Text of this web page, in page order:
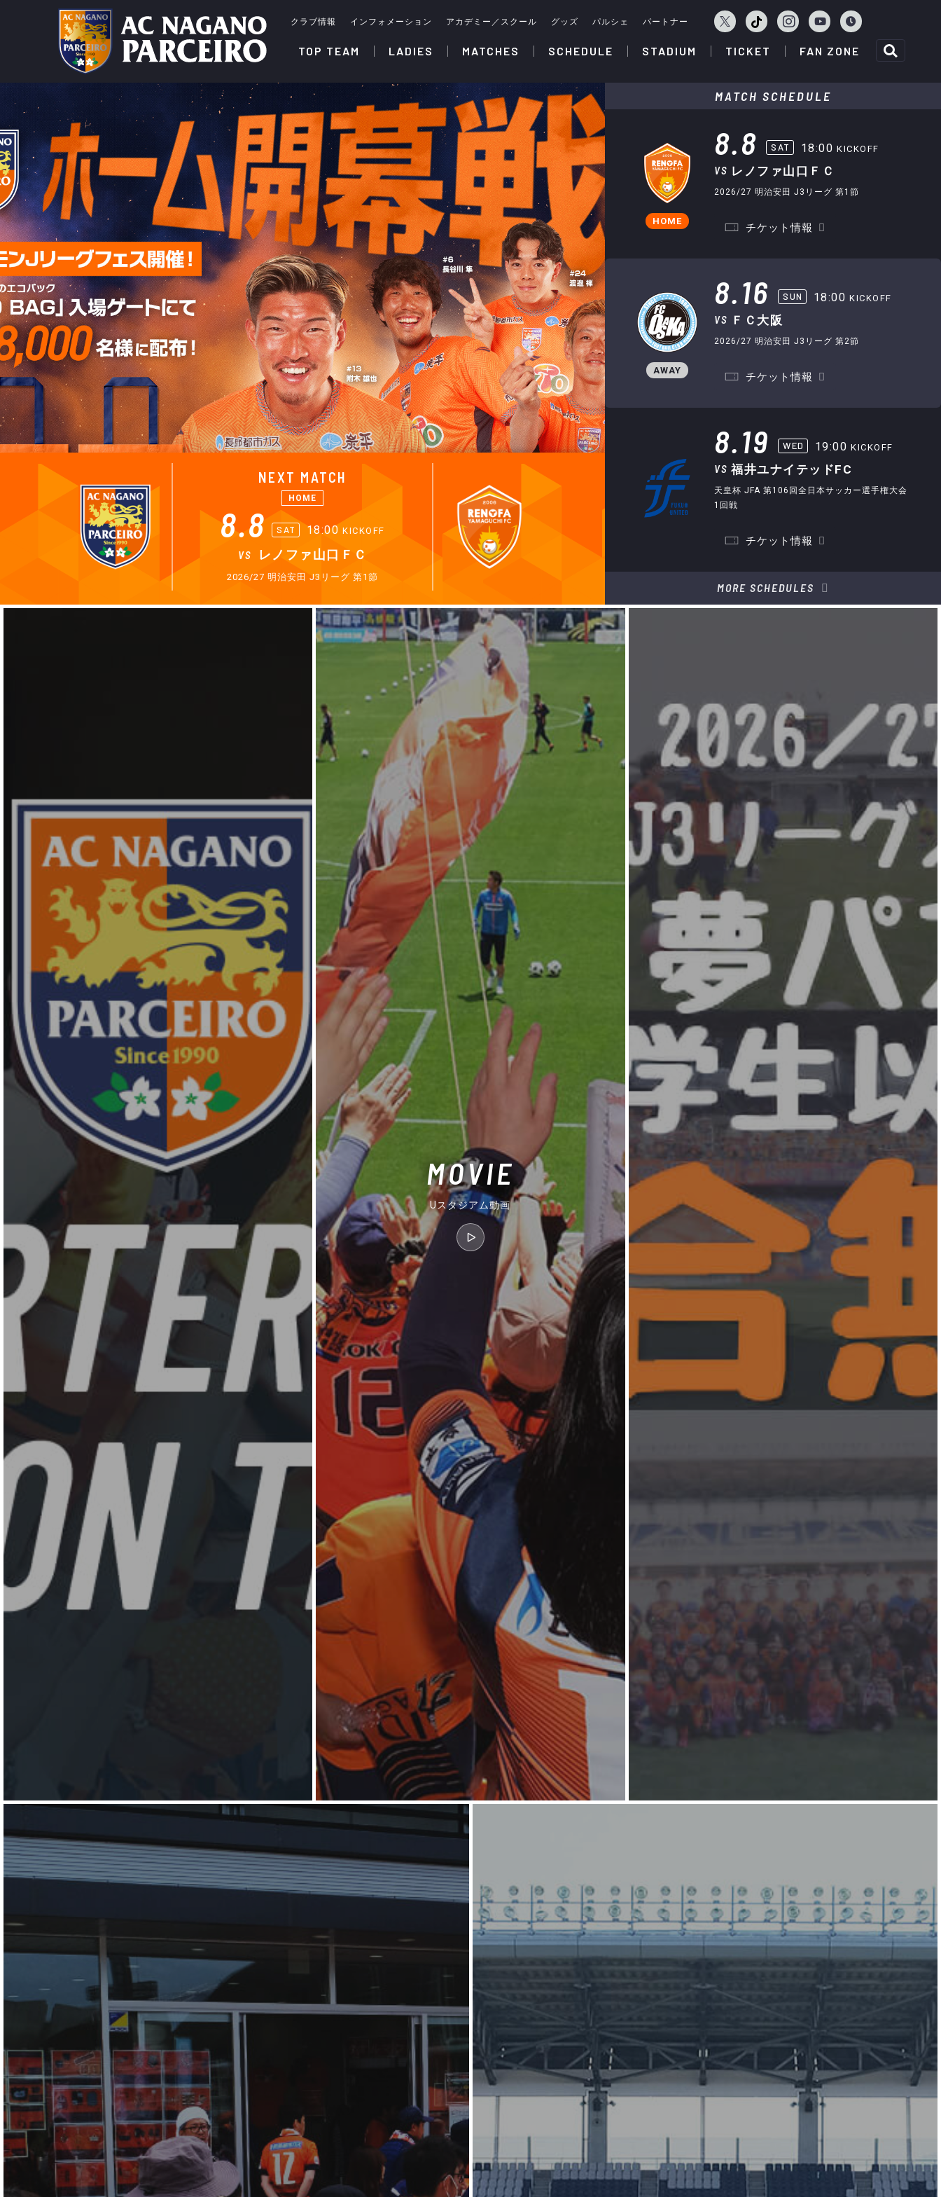
クラブ情報 インフォメーション アカデミー／スクール グッズ パルシェ パートナー
TOP TEAM LADIES MATCHES SCHEDULE STADIUM TICKET FAN ZONE
NEXT MATCH
HOME
8.8 SAT 18:00 KICKOFF
VS レノファ山口ＦＣ
2026/27 明治安田 J3リーグ 第1節
MATCH SCHEDULE
HOME
8.8 SAT 18:00 KICKOFF
VS レノファ山口ＦＣ
2026/27 明治安田 J3リーグ 第1節
チケット情報
AWAY
8.16 SUN 18:00 KICKOFF
VS ＦＣ大阪
2026/27 明治安田 J3リーグ 第2節
チケット情報
8.19 WED 19:00 KICKOFF
VS 福井ユナイテッドFC
天皇杯 JFA 第106回全日本サッカー選手権大会
1回戦
チケット情報
MORE SCHEDULES
MOVIE
Uスタジアム動画